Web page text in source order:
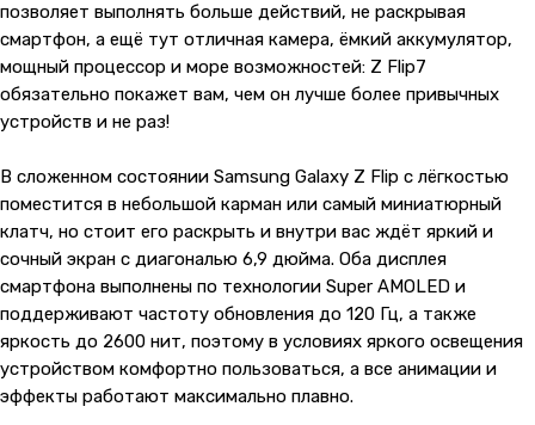
позволяет выполнять больше действий, не раскрывая
смартфон, а ещё тут отличная камера, ёмкий аккумулятор,
мощный процессор и море возможностей: Z Flip7
обязательно покажет вам, чем он лучше более привычных
устройств и не раз!
В сложенном состоянии Samsung Galaxy Z Flip с лёгкостью
поместится в небольшой карман или самый миниатюрный
клатч, но стоит его раскрыть и внутри вас ждёт яркий и
сочный экран с диагональю 6,9 дюйма. Оба дисплея
смартфона выполнены по технологии Super AMOLED и
поддерживают частоту обновления до 120 Гц, а также
яркость до 2600 нит, поэтому в условиях яркого освещения
устройством комфортно пользоваться, а все анимации и
эффекты работают максимально плавно.